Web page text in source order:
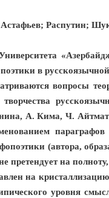
Астафьев; Распутин;
в
вопросы
А. Кима, Ч.
(автора,
на
на
уровня